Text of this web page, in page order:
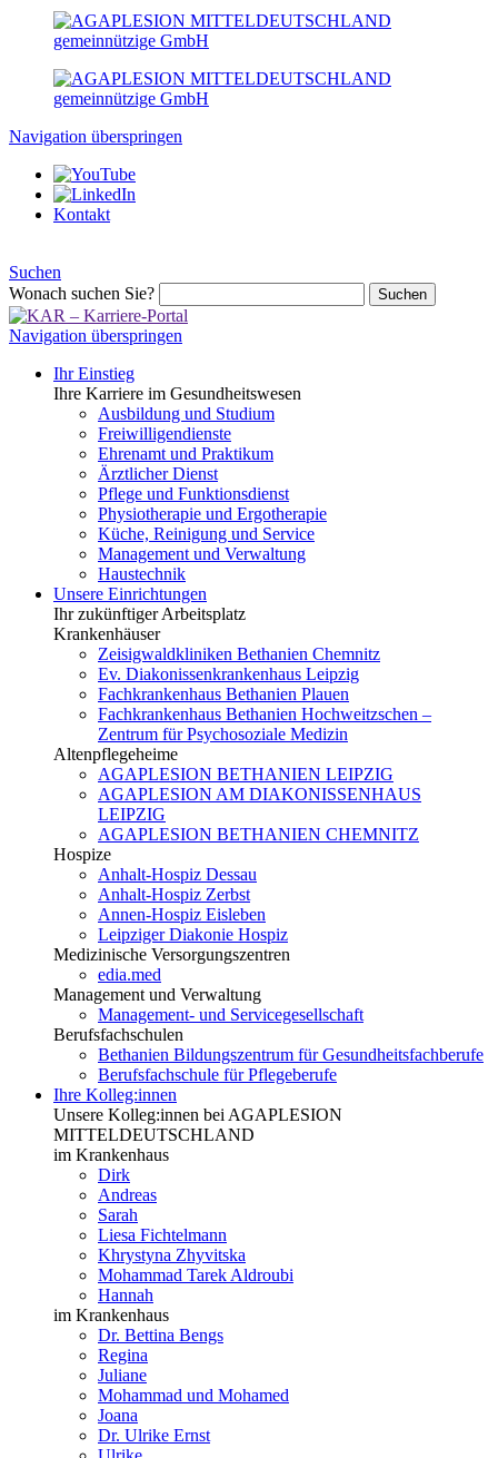
Navigation überspringen
Kontakt
Suchen
Wonach suchen Sie?
Suchen
Navigation überspringen
Ihr Einstieg
Ihre Karriere im Gesundheitswesen
Ausbildung und Studium
Freiwilligendienste
Ehrenamt und Praktikum
Ärztlicher Dienst
Pflege und Funktionsdienst
Physiotherapie und Ergotherapie
Küche, Reinigung und Service
Management und Verwaltung
Haustechnik
Unsere Einrichtungen
Ihr zukünftiger Arbeitsplatz
Krankenhäuser
Zeisigwaldkliniken Bethanien Chemnitz
Ev. Diakonissenkrankenhaus Leipzig
Fachkrankenhaus Bethanien Plauen
Fachkrankenhaus Bethanien Hochweitzschen –
Zentrum für Psychosoziale Medizin
Altenpflegeheime
AGAPLESION BETHANIEN LEIPZIG
AGAPLESION AM DIAKONISSENHAUS
LEIPZIG
AGAPLESION BETHANIEN CHEMNITZ
Hospize
Anhalt-Hospiz Dessau
Anhalt-Hospiz Zerbst
Annen-Hospiz Eisleben
Leipziger Diakonie Hospiz
Medizinische Versorgungszentren
edia.med
Management und Verwaltung
Management- und Servicegesellschaft
Berufsfachschulen
Bethanien Bildungszentrum für Gesundheitsfachberufe
Berufsfachschule für Pflegeberufe
Ihre Kolleg:innen
Unsere Kolleg:innen bei AGAPLESION
MITTELDEUTSCHLAND
im Krankenhaus
Dirk
Andreas
Sarah
Liesa Fichtelmann
Khrystyna Zhyvitska
Mohammad Tarek Aldroubi
Hannah
im Krankenhaus
Dr. Bettina Bengs
Regina
Juliane
Mohammad und Mohamed
Joana
Dr. Ulrike Ernst